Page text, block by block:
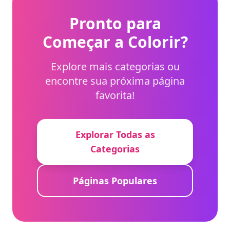
Pronto para
Começar a Colorir?
Explore mais categorias ou
encontre sua próxima página
favorita!
Explorar Todas as
Categorias
Páginas Populares